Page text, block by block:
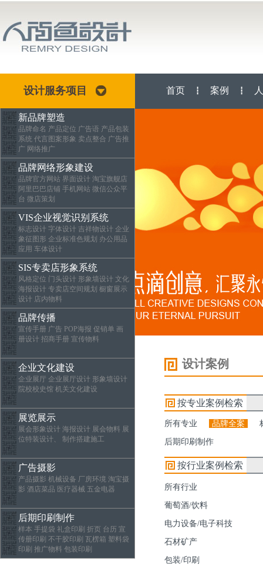
设计服务项目
新品牌塑造
品牌命名 产品定位 广告语 产品包装
系统 代言图案形象 卖点整合 广告推
广 网络推广
品牌网络形象建设
品牌官方网站 界面设计 淘宝旗舰店
阿里巴巴店铺 手机网站 微信公众平
台 微店策划
VIS企业视觉识别系统
标志设计 字体设计 吉祥物设计 企业
象征图形 企业标准色规划 办公用品
应用 车体设计
SIS专卖店形象系统
风格定位 门头设计 形象墙设计 文化
海报设计 专卖店空间规划 橱窗展示
设计 店内物料
品牌传播
宣传手册 广告 POP海报 促销单 画
册设计 招商手册 宣传物料
企业文化建设
企业展厅 企业展厅设计 形象墙设计
院校校史馆 机关文化建设
展览展示
展会形象设计 海报设计 展会物料 展
位特装设计、 制作搭建施工
广告摄影
产品摄影 机械设备 厂房环境 淘宝摄
影 酒店菜品 医疗器械 五金电器
后期印刷制作
样本 手提袋 礼盒印刷 折页 台历 宣
传册印刷 不干胶印刷 瓦楞箱 塑料袋
印刷 推广物料 包装印刷
首页 ┇ 案例 ┇
设计案例
按专业案例检索
所有专业 品牌全案
后期印刷制作
按行业案例检索
所有行业
葡萄酒/饮料
电力设备/电子科技
石材矿产
包装/印刷